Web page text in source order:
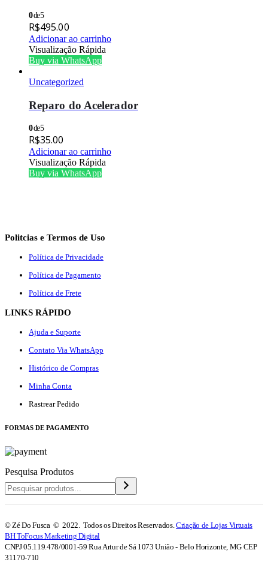
0de 5
R$495.00
Adicionar ao carrinho
Visualização Rápida
Buy via WhatsApp
Uncategorized
Reparo do Acelerador
0de 5
R$35.00
Adicionar ao carrinho
Visualização Rápida
Buy via WhatsApp
Politcias e Termos de Uso
Política de Privacidade
Política de Pagamento
Política de Frete
LINKS RÁPIDO
Ajuda e Suporte
Contato Via WhatsApp
Histórico de Compras
Minha Conta
Rastrear Pedido
FORMAS DE PAGAMENTO
Pesquisa Produtos
© Zé Do Fusca © 2022. Todos os Direitos Reservados.Criação de Lojas Virtuais
BH ToFocus Marketing Digital
CNPJ 05.119.478/0001-59 Rua Artur de Sá 1073 União - Belo Horizonte, MG CEP
31170-710